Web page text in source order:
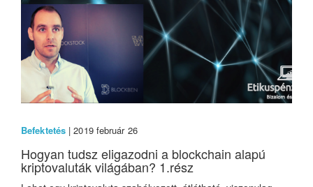
Befektetés | 2019 február 26
Hogyan tudsz eligazodni a blockchain alapú
kriptovaluták világában? 1.rész